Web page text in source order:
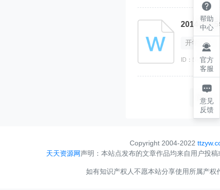
2014-
开学考试
ID：574230
首页
Copyright 2004-2022
天天资源网声明：本站点发布的文章作品均来自用户投
如有知识产权人不愿本站分享使用所属产

帮助
中心

官方
客服

意见
反馈